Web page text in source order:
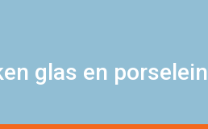
glas en porselein